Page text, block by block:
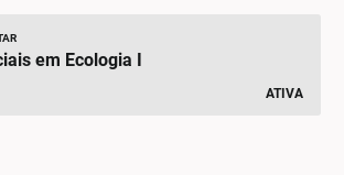
em Ecologia I
ATIVA